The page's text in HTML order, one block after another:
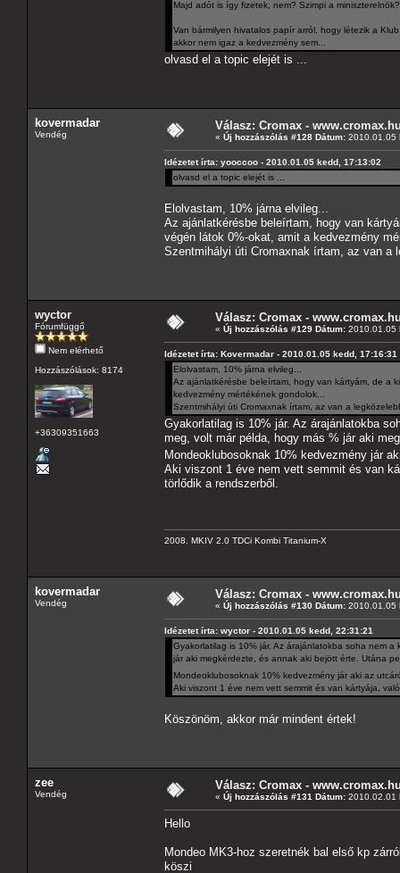
Majd adót is így fizetek, nem? Szimpi a
Van bármilyen hivatalos papír arról, hogy létezik a
akkor nem igaz a kedvezmény sem...
olvasd el a topic elejét is ...
kovermadar
Vendég
Válasz: Cromax -
« Új hozzászólás #128 Dátum: 2010.01.05
Idézetet írta: yooccoo - 2010.01.05 kedd, 17:13:02
olvasd el a topic elejét is ...
Elolvastam, 10% járna elvileg...
Az ajánlatkérésbe beleírtam, hogy van
végén látok 0%-okat, amit a kedvezmény
Szentmihályi úti Cromaxnak írtam, az van a
wyctor
Fórumfüggő
Nem elérhető
Hozzászólások: 8174
+36309351663
Válasz: Cromax -
« Új hozzászólás #129 Dátum: 2010.01.05
Idézetet írta: Kovermadar - 2010.01.05 kedd, 17:16:31
Elolvastam, 10% járna elvileg...
Az ajánlatkérésbe beleírtam, hogy van kártyám, de a
kedvezmény mértékének gondolok...
Szentmihályi úti Cromaxnak írtam, az van a
Gyakorlatilag is 10% jár. Az árajánlatokba
meg, volt már példa, hogy más % jár aki
Mondeoklubosoknak 10% kedvezmény jár
Aki viszont 1 éve nem vett semmit és van
törlődik a rendszerből.
2008. MKIV 2.0 TDCi Kombi Titanium-X
kovermadar
Vendég
Válasz: Cromax -
« Új hozzászólás #130 Dátum: 2010.01.05
Idézetet írta: wyctor - 2010.01.05 kedd, 22:31:21
Gyakorlatilag is 10% jár. Az árajánlatokba soha nem
jár aki megkérdezte, és annak aki bejött érte. Utána
Mondeoklubosoknak 10% kedvezmény jár aki az
Aki viszont 1 éve nem vett semmit és van kártyája,
Köszönöm, akkor már mindent értek!
zee
Vendég
Válasz: Cromax -
« Új hozzászólás #131 Dátum: 2010.02.01
Hello
Mondeo MK3-hoz szeretnék bal első kp
köszi